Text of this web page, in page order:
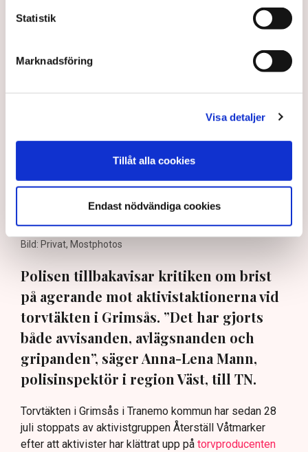
Statistik
Marknadsföring
Visa detaljer
Tillåt alla cookies
Endast nödvändiga cookies
Det är polisens uppgift att upprätthålla allmän ordning och
säkerhet, vilket inkluderar att ingripa mot pågående
brottslighet som olaga intrång, förklarar Anna-Lena Mann,
polisinspektör vid kommunikationsavdelningen i region Väst.
Bild: Privat, Mostphotos
Polisen tillbakavisar kritiken om brist
på agerande mot aktivistaktionerna vid
torvtäkten i Grimsås. ”Det har gjorts
både avvisanden, avlägsnanden och
gripanden”, säger Anna-Lena Mann,
polisinspektör i region Väst, till TN.
Torvtäkten i Grimsås i Tranemo kommun har sedan 28
juli stoppats av aktivistgruppen Återställ Våtmarker
efter att aktivister har klättrat upp på torvproducenten